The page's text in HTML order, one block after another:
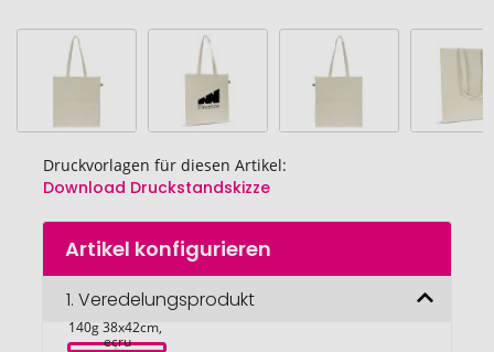
Druckvorlagen für diesen Artikel:
Download Druckstandskizze
Zum
Anfang
Bildgalerie
springen
Artikel konfigurieren
1. Veredelungsprodukt
140g 38x42cm,
ecru